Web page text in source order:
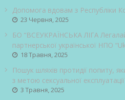
Допомога вдовам з Республіки
23 Червня, 2025
БО “ВСЕУКРАЇНСЬКА ЛІГА
партнерської української НПО
18 Травня, 2025
Пошук шляхів протидії попиту,
з метою сексуальної експлуатації
3 Травня, 2025